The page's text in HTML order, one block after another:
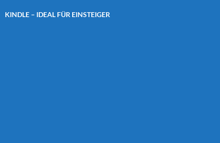
KINDLE – IDEAL FÜR EINSTEIGER